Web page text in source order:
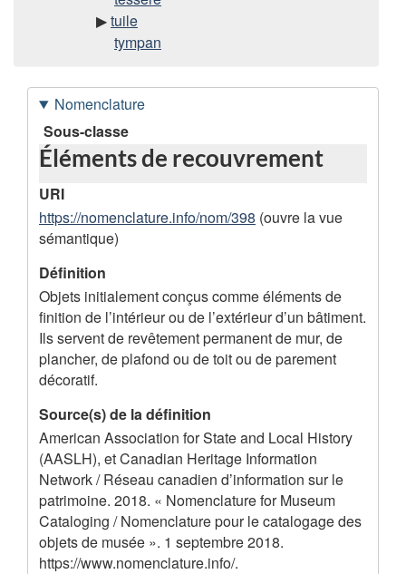
tuile
tympan
Nomenclature
D
o
n
n
é
e
s
d
e
l
'
e
n
r
e
g
Sous-classe
Éléments de recouvrement
URI
https://nomenclature.info/nom/398 (ouvre la vue
sémantique)
Définition
Objets initialement conçus comme éléments de
finition de l’intérieur ou de l’extérieur d’un bâtiment.
Ils servent de revêtement permanent de mur, de
plancher, de plafond ou de toit ou de parement
décoratif.
Source(s) de la définition
American Association for State and Local History
(AASLH), et Canadian Heritage Information
Network / Réseau canadien d’information sur le
patrimoine. 2018. « Nomenclature for Museum
Cataloging / Nomenclature pour le catalogage des
objets de musée ». 1 septembre 2018.
https://www.nomenclature.info/.